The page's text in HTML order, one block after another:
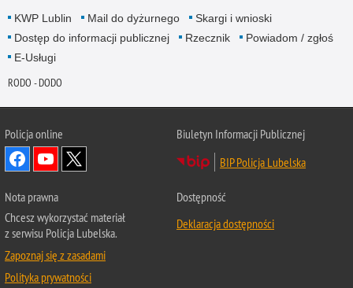
KWP Lublin Mail do dyżurnego
Skargi i wnioski
Dostęp do informacji publicznej
Rzecznik
Powiadom / zgłoś
E-Usługi
RODO - DODO
Policja online
Biuletyn Informacji Publicznej
BIP Policja Lubelska
Nota prawna
Chcesz wykorzystać materiał
z serwisu Policja Lubelska.
Zapoznaj się z zasadami
Polityka prywatności
Dostępność
Deklaracja dostępności